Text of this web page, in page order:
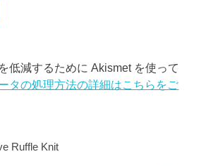
低減するために Akismet を使って
タの処理方法の詳細はこちらをご
Ruffle Knit